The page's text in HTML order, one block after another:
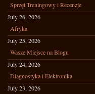
Sprzęt Treningowy i Recenzje
July 26, 2026
Afryka
July 25, 2026
Wasze Miejsce na Blogu
July 24, 2026
Diagnostyka i Elektronika
July 23, 2026